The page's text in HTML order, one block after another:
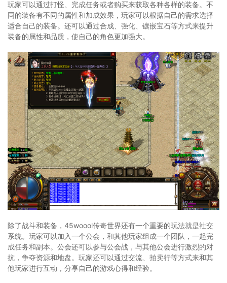
玩家可以通过打怪、完成任务或者购买来获取各种各样的装备。不
同的装备有不同的属性和加成效果，玩家可以根据自己的需求选择
适合自己的装备。还可以通过合成、强化、镶嵌宝石等方式来提升
装备的属性和品质，使自己的角色更加强大。
除了战斗和装备，45woool传奇世界还有一个重要的玩法就是社交
系统。玩家可以加入一个公会，和其他玩家组成一个团队，一起完
成任务和副本。公会还可以参与公会战，与其他公会进行激烈的对
抗，争夺资源和地盘。玩家还可以通过交流、拍卖行等方式来和其
他玩家进行互动，分享自己的游戏心得和经验。